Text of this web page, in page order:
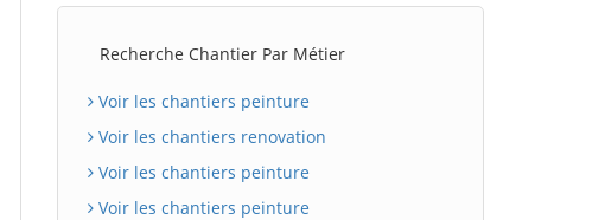
Recherche Chantier Par Métier
Voir les chantiers peinture
Voir les chantiers renovation
Voir les chantiers peinture
Voir les chantiers peinture